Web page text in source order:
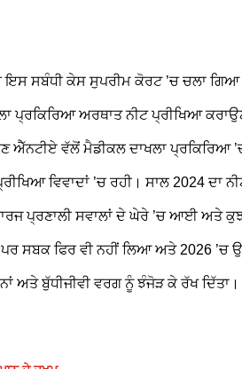
ਇਸ ਸਬੰਧੀ ਕੇਸ ਸੁਪਰੀਮ ਕੋਰਟ ’ਚ ਚਲਾ
ਪ੍ਰਕਿਰਿਆ ਅਰਥਾਤ ਨੀਟ ਪ੍ਰੀਖਿਆ
ਐੱਨਟੀਏ ਵੱਲੋਂ ਮੈਡੀਕਲ ਦਾਖਲਾ ਪ੍ਰਕਿਰਿਆ
ਵਿਵਾਦਾਂ ’ਚ ਰਹੀ। ਸਾਲ 2024
ਪ੍ਰਣਾਲੀ ਸਵਾਲਾਂ ਦੇ ਘੇਰੇ ’ਚ ਆਈ ਅਤੇ
ਸਬਕ ਫਿਰ ਵੀ ਨਹੀਂ ਲਿਆ ਅਤੇ 2026 ’ਚ
ਅਤੇ ਬੁੱਧੀਜੀਵੀ ਵਰਗ ਨੂੰ ਝੰਜੋੜ ਕੇ ਰੱਖ ਦਿੱਤਾ।